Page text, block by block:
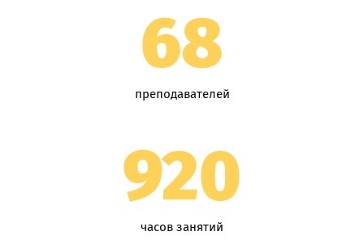
68
преподавателей
920
часов занятий